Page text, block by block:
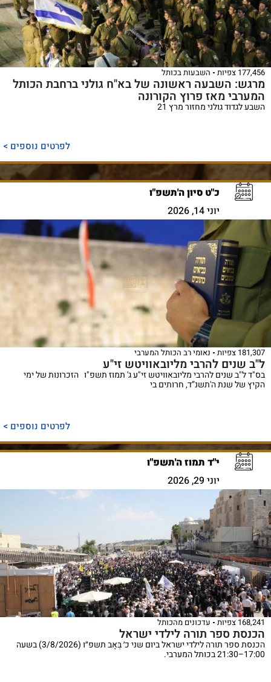
177,456 צפיות השבעות בכותל
מרגש: השבעה ראשונה של בא"ח גולני ברחבת הכותל
המערבי מאז פרוץ הקורונה
השבע לגדוד גולני מחזור מרץ 21
לפרטים נוספים >
כ"ט סיון ה'תשפ"ו
יוני 14, 2026
181,307 צפיות נאומי רב הכותל המערבי
ל"ב שנים להרבי מליובאוויטש זי"ע
בס"ד ל"ב שנים להרבי מליובאוויטש זי"ע ג' תמוז תשפ"ו הזכרונות של ימי
הקיץ של שנת ה'תשנ”ד, חרותים בי
לפרטים נוספים >
י"ד תמוז ה'תשפ"ו
יוני 29, 2026
168,241 צפיות עדכונים מהכותל
הכנסת ספר תורה לילדי ישראל
הכנסת ספר תורה לילדי ישראל ביום שני כ׳ בְּאָב תשפ״ו (3/8/2026) בשעה
17:00–21:30 בכותל המערבי.